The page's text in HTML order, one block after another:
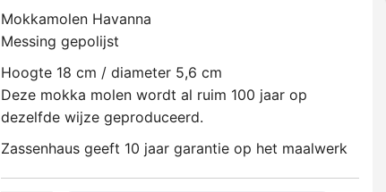
Mokkamolen Havanna
Messing gepolijst
Hoogte 18 cm / diameter 5,6 cm
Deze mokka molen wordt al ruim 100 jaar op
dezelfde wijze geproduceerd.
Zassenhaus geeft 10 jaar garantie op het maalwerk